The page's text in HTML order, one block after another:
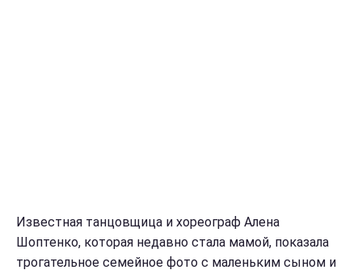
Известная танцовщица и хореограф Алена
Шоптенко, которая недавно стала мамой, показала
трогательное семейное фото с маленьким сыном и